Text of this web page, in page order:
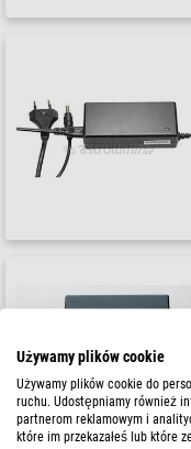
Używamy plików cookie
Używamy plików cookie do
ruchu. Udostępniamy również
partnerom reklamowym i
które im przekazałeś lub które